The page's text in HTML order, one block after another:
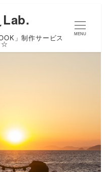
Lab.
」制作サービス MENU